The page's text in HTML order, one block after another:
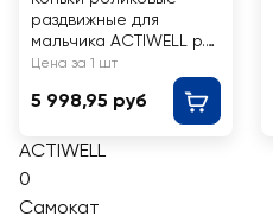
раздвижные для
мальчика ACTIWELL р.
34–37, со светящимся
колесом, Арт. PW-
117light
Цена за 1 шт
5 998,95 руб
ACTIWELL
0
Cамокат